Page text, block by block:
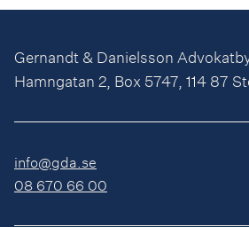
Gernandt & Danielsson
Hamngatan 2, Box 5747, 114 87
info@gda.se
08 670 66 00